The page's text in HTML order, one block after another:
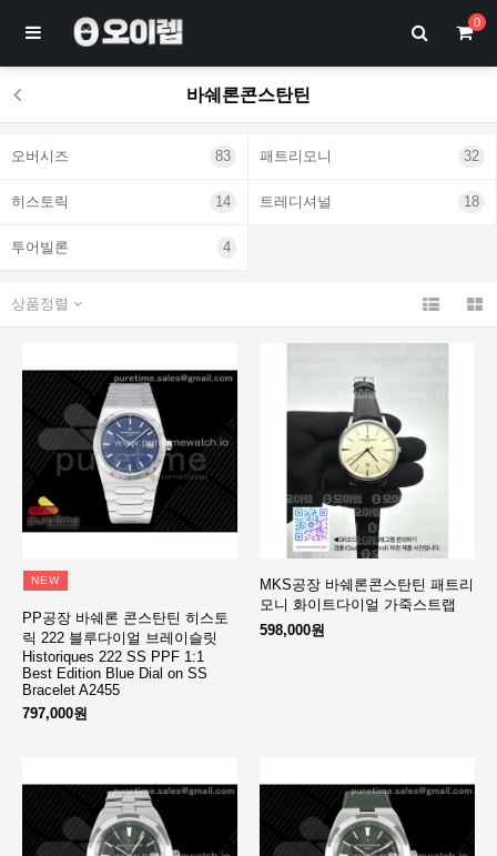
0
바쉐론콘스탄틴
오버시즈 83 패트리모니 32
히스토릭 14 트레디셔널 18
투어빌론 4
상품정렬
NEW
PP공장 바쉐론 콘스탄틴 히스토
릭 222 블루다이얼 브레이슬릿
Historiques 222 SS PPF 1:1
Best Edition Blue Dial on SS
Bracelet A2455
797,000원
MKS공장 바쉐론콘스탄틴 패트리
모니 화이트다이얼 가죽스트랩
598,000원